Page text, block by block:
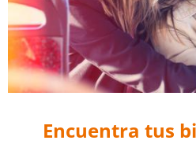
Encuentra tus